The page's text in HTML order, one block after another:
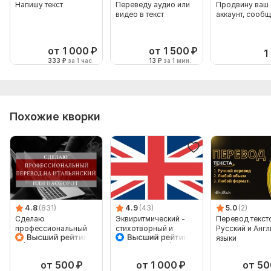
Напишу текст
от 1 000 ₽
333 ₽ за 1 час
Переведу аудио или
видео в текст
от 1 500 ₽
13 ₽ за 1 мин.
Продвину ваш
аккаунт,
Похожие кворки
4.8 (831)
Сделаю
профессиональный
перевод на
от 500 ₽
4.9 (43)
Эквиритмический -
стихотворный и
поющийся - перевод
от 1 000 ₽
5.0 (2)
Перевод
Русский и
языки
от